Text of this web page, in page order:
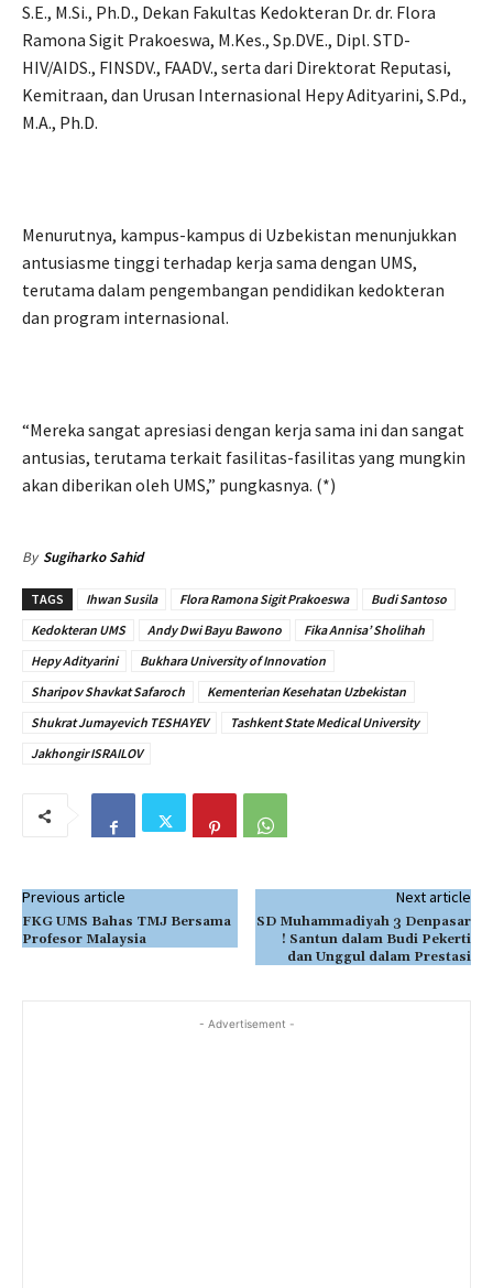
S.E., M.Si., Ph.D., Dekan Fakultas Kedokteran Dr. dr. Flora
Ramona Sigit Prakoeswa, M.Kes., Sp.DVE., Dipl. STD-
HIV/AIDS., FINSDV., FAADV., serta dari Direktorat Reputasi,
Kemitraan, dan Urusan Internasional Hepy Adityarini, S.Pd.,
M.A., Ph.D.
Menurutnya, kampus-kampus di Uzbekistan menunjukkan
antusiasme tinggi terhadap kerja sama dengan UMS,
terutama dalam pengembangan pendidikan kedokteran
dan program internasional.
“Mereka sangat apresiasi dengan kerja sama ini dan sangat
antusias, terutama terkait fasilitas-fasilitas yang mungkin
akan diberikan oleh UMS,” pungkasnya. (*)
By Sugiharko Sahid
TAGS Ihwan Susila Flora Ramona Sigit Prakoeswa
Budi Santoso
Kedokteran UMS
Andy Dwi Bayu Bawono
Fika Annisa’ Sholihah
Hepy Adityarini
Bukhara University of Innovation
Sharipov Shavkat Safaroch
Kementerian Kesehatan Uzbekistan
Shukrat Jumayevich TESHAYEV
Tashkent State Medical University
Jakhongir ISRAILOV
Previous article
FKG UMS Bahas TMJ Bersama
Profesor Malaysia
Next article
SD Muhammadiyah 3 Denpasar
! Santun dalam Budi Pekerti
dan Unggul dalam Prestasi
- Advertisement -